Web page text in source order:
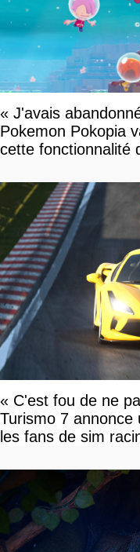
« J'avais
Pokemon Pokopia
cette fonctionnalité
« C'est fou de ne
Turismo 7 annonce
les fans de sim